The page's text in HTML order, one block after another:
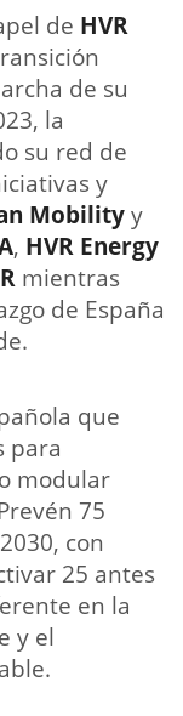
de HVR
de su
la
su red de
y
Mobilityy
, HVR Energy
mientras
de España
que
para
modular
75
con
25 antes
en la
y el